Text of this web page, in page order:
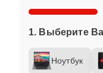
1. Выберите
Ноутбук